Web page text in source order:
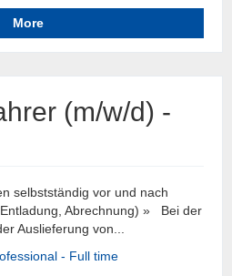
More
(m/w/d) -
selbstständig vor und nach
Abrechnung) » Bei der
Auslieferung von...
- Full time